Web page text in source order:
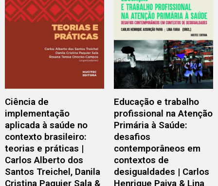
Ciência de
implementação
aplicada à saúde no
contexto brasileiro:
teorias e práticas |
Carlos Alberto dos
Santos Treichel, Danila
Cristina Paquier Sala &
Educação e trabalho
profissional na Atenção
Primária à Saúde:
desafios
contemporâneos em
contextos de
desigualdades | Carlos
Henrique Paiva & Lina